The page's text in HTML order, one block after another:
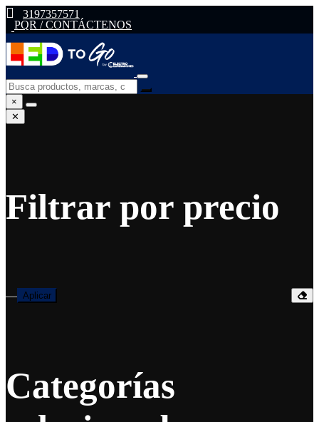
3197357571
PQR / CONTÁCTENOS
×
✕
Filtrar por precio
— Aplicar
Categorías